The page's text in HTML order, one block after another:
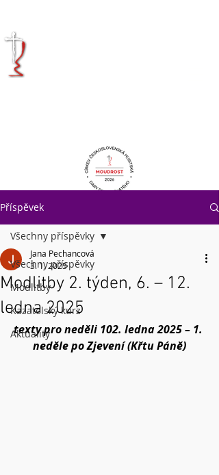
Příspěvek
Všechny příspěvky
Modlitby
Kazatelský kurz
Aktuality
Všechny příspěvky
Modlitby 2. týden, 6. – 12.
ledna 2025
Jana Pechancová
3. 1. 2025
texty pro neděli 102. ledna 2025 – 1.
neděle po Zjevení (Křtu Páně)